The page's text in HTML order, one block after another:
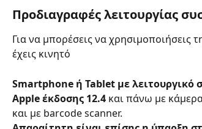
Προδιαγραφές λειτουργίας
Για να μπορέσεις να χρησιμοποιήσεις
έχεις κινητό
Smartphone ή Tablet με λειτουργικό
Apple έκδοσης 12.4 και πάνω με
και με barcode scanner.